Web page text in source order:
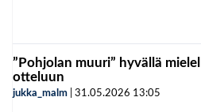
”Pohjolan muuri” hyvällä
otteluun
jukka_malm 31.05.2026 13:05